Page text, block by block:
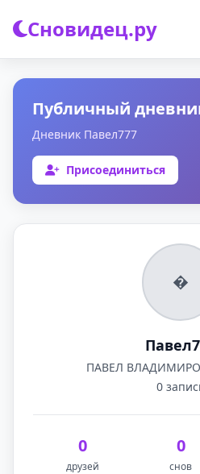
Сновидец.ру
Публичный
Дневник Павел777
Присоединиться
�
ПАВЕЛ
0
0
друзей
0
снов